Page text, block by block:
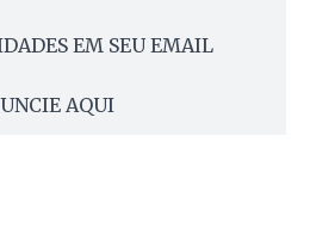
EM SEU EMAIL
AQUI